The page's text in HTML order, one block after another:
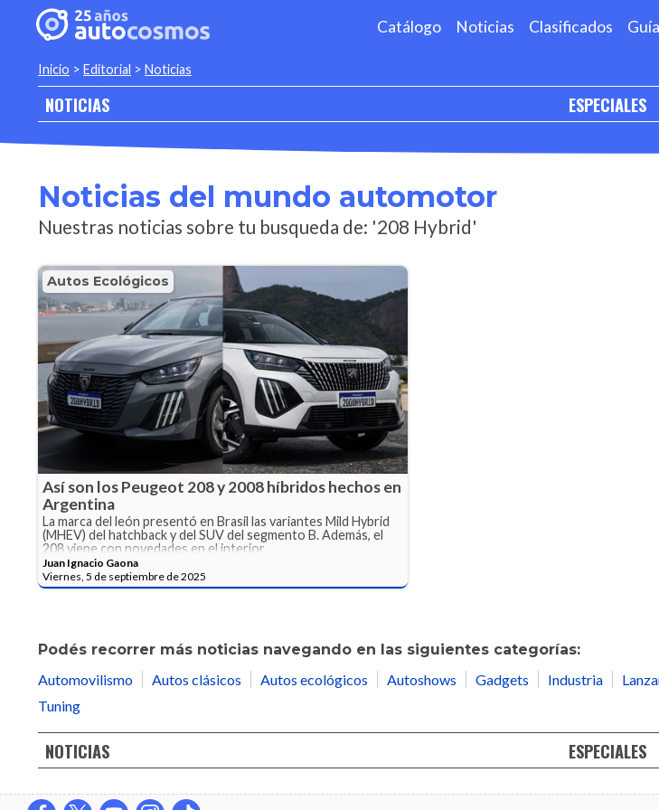
Catálogo Noticias Clasificados
Inicio > Editorial > Noticias
NOTICIAS ESPECIALES
Noticias del mundo automotor
Nuestras noticias sobre tu busqueda de: '208 Hybrid'
Autos Ecológicos
Así son los Peugeot 208 y 2008 híbridos hechos en
Argentina
La marca del león presentó en Brasil las variantes Mild Hybrid
(MHEV) del hatchback y del SUV del segmento B. Además, el
208 viene con novedades en el interior.
Juan Ignacio Gaona
Viernes, 5 de septiembre de 2025
Podés recorrer más noticias navegando en las siguientes categorías:
Automovilismo
Autos clásicos Autos ecológicos Autoshows Gadgets Industria
Tuning
NOTICIAS ESPECIALES